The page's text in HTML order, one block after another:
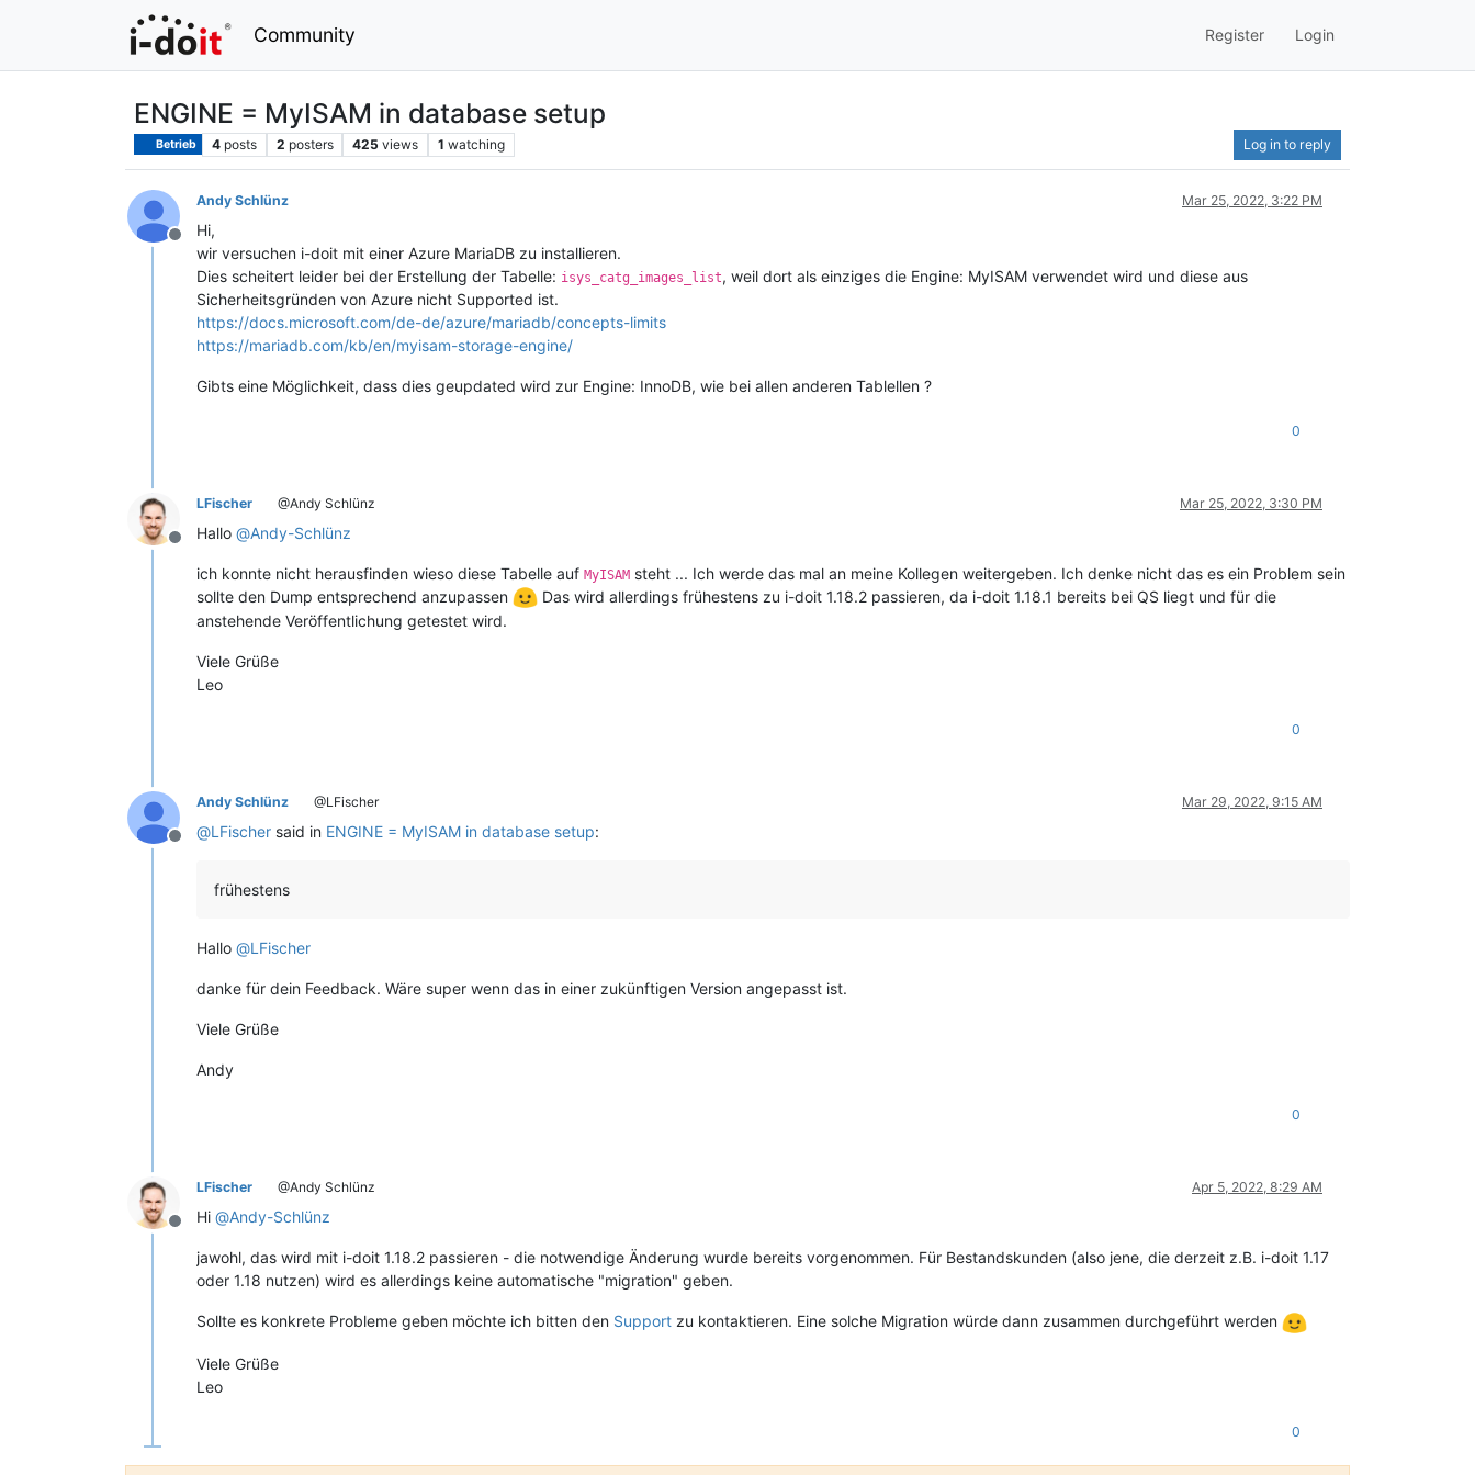
Community Register Login
ENGINE = MyISAM in database setup
Betrieb 4 posts 2 posters 425 views 1 watching Log in to reply
Offline
Andy Schlünz Mar 25, 2022, 3:22 PM
Hi,
wir versuchen i-doit mit einer Azure MariaDB zu installieren.
Dies scheitert leider bei der Erstellung der Tabelle: isys_catg_images_list, weil dort als einziges die Engine: MyISAM verwendet wird und diese aus
Sicherheitsgründen von Azure nicht Supported ist.
https://docs.microsoft.com/de-de/azure/mariadb/concepts-limits
https://mariadb.com/kb/en/myisam-storage-engine/
Gibts eine Möglichkeit, dass dies geupdated wird zur Engine: InnoDB, wie bei allen anderen Tablellen ?
0
Offline
LFischer @Andy Schlünz Mar 25, 2022, 3:30 PM
Hallo @Andy-Schlünz
ich konnte nicht herausfinden wieso diese Tabelle auf MyISAM steht ... Ich werde das mal an meine Kollegen weitergeben. Ich denke nicht das es ein Problem sein
sollte den Dump entsprechend anzupassen
Das wird allerdings frühestens zu i-doit 1.18.2 passieren, da i-doit 1.18.1 bereits bei QS liegt und für die
anstehende Veröffentlichung getestet wird.
Viele Grüße
Leo
0
Offline
Andy Schlünz @LFischer Mar 29, 2022, 9:15 AM
@LFischer said in ENGINE = MyISAM in database setup:
frühestens
Hallo @LFischer
danke für dein Feedback. Wäre super wenn das in einer zukünftigen Version angepasst ist.
Viele Grüße
Andy
0
Offline
LFischer @Andy Schlünz Apr 5, 2022, 8:29 AM
Hi @Andy-Schlünz
jawohl, das wird mit i-doit 1.18.2 passieren - die notwendige Änderung wurde bereits vorgenommen. Für Bestandskunden (also jene, die derzeit z.B. i-doit 1.17
oder 1.18 nutzen) wird es allerdings keine automatische "migration" geben.
Sollte es konkrete Probleme geben möchte ich bitten den Support zu kontaktieren. Eine solche Migration würde dann zusammen durchgeführt werden
Viele Grüße
Leo
0